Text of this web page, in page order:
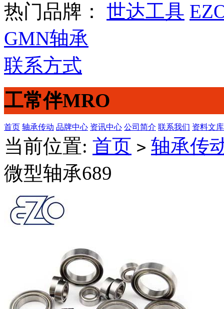
热门品牌： 世达工具
GMN轴承
联系方式
工常伴MRO
首页 轴承传动 品牌中心 资讯中心 公司简介 联系我们 资料文库
当前位置: 首页 > 轴承传
微型轴承689